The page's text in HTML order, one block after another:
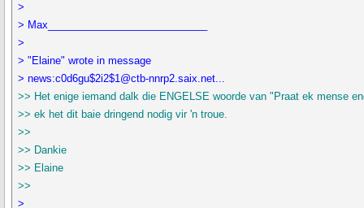
>
> Max____________________________
>
> "Elaine" wrote in message
> news:c0d6gu$2i2$1@ctb-nnrp2.saix.net...
>> Het enige iemand dalk die ENGELSE woorde van "Praat ek mense
>> ek het dit baie dringend nodig vir 'n troue.
>>
>> Dankie
>> Elaine
>>
>